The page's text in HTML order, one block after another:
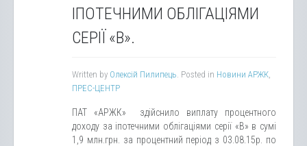
ІПОТЕЧНИМИ ОБЛІГАЦІЯМИ
СЕРІЇ «B».
Written by Олексій Пилипець. Posted in Новини АРЖК,
ПРЕС-ЦЕНТР
ПАТ «АРЖК» здійснило виплату процентного
доходу за іпотечними облігаціями серії «В» в сумі
1,9 млн.грн. за процентний період з 03.08.15р. по